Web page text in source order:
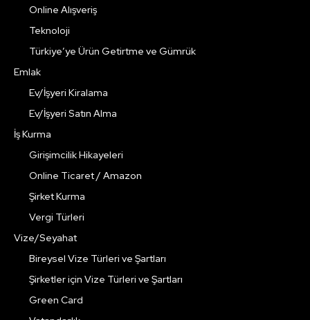
Online Alışveriş
Teknoloji
Türkiye’ye Ürün Getirtme ve Gümrük
Emlak
Ev/İşyeri Kiralama
Ev/İşyeri Satın Alma
İş Kurma
Girişimcilik Hikayeleri
Online Ticaret / Amazon
Şirket Kurma
Vergi Türleri
Vize/Seyahat
Bireysel Vize Türleri ve Şartları
Şirketler için Vize Türleri ve Şartları
Green Card